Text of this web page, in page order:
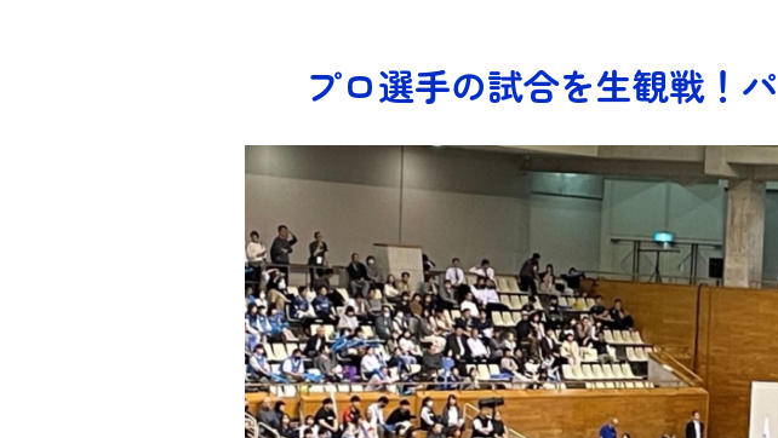
プロ選手の試合を生観戦！